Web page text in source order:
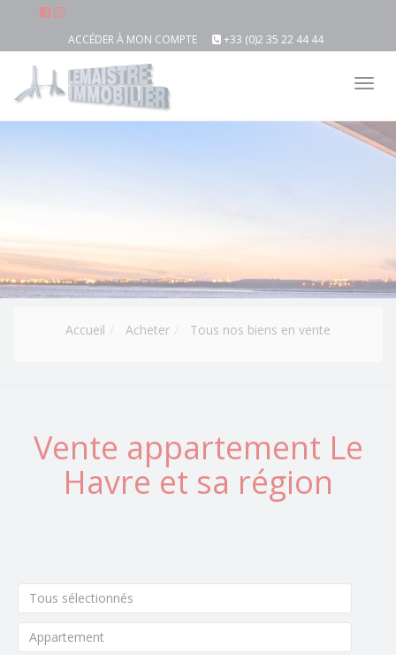
ACCÉDER À MON COMPTE +33 (0)2 35 22 44 44
Accueil Acheter Tous nos biens en vente
Vente appartement Le
Havre et sa région
Tous sélectionnés
Appartement